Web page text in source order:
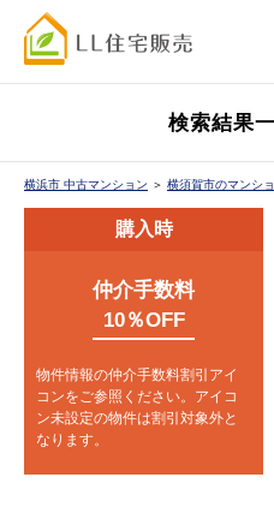
検索結果
横浜市 中古マンション ＞ 横須賀市のマンシ
購入時
仲介手数料
10％OFF
物件情報の仲介手数料割引アイ
コンをご参照ください。 アイコ
ン未設定の物件は割引対象外と
なります。